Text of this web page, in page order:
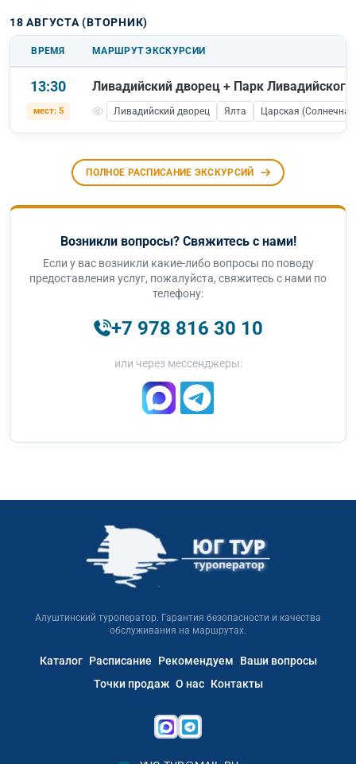
18 АВГУСТА (ВТОРНИК)
ВРЕМЯ МАРШРУТ ЭКСКУРСИИ
13:30
мест: 5
Ливадийский дворец + Парк
Ливадийский дворец Ялта Царская
ПОЛНОЕ РАСПИСАНИЕ ЭКСКУРСИЙ
Возникли вопросы? Свяжитесь с нами!
Если у вас возникли какие-либо вопросы по поводу
предоставления услуг, пожалуйста, свяжитесь с нами по
телефону:
+7 978 816 30 10
или через мессенджеры:
Алуштинский туроператор. Гарантия безопасности и качества
обслуживания на маршрутах.
Каталог Расписание Рекомендуем
Ваши вопросы
Точки продаж О нас Контакты